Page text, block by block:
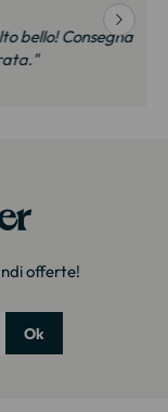
Consegna
offerte!
Ok